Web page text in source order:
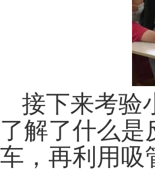
接下来考验
了解了什么是
车，再利用吸